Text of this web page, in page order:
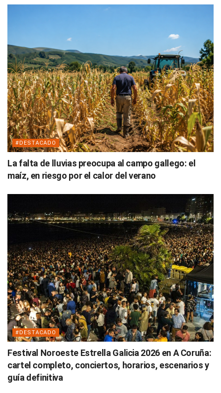
#DESTACADO
La falta de lluvias preocupa al campo gallego: el
maíz, en riesgo por el calor del verano
#DESTACADO
Festival Noroeste Estrella Galicia 2026 en A Coruña:
cartel completo, conciertos, horarios, escenarios y
guía definitiva